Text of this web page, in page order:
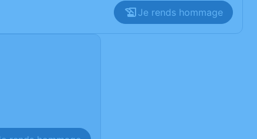
Je rends hommage